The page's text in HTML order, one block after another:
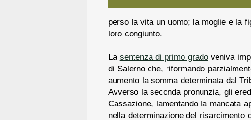
perso la vita un uomo; la moglie e la
loro congiunto.
La sentenza di primo gradoveniva
di Salerno che, riformando
aumento la somma determinata dal
Avverso la seconda pronunzia, gli
Cassazione, lamentando la mancata
nella determinazione del risarcimento